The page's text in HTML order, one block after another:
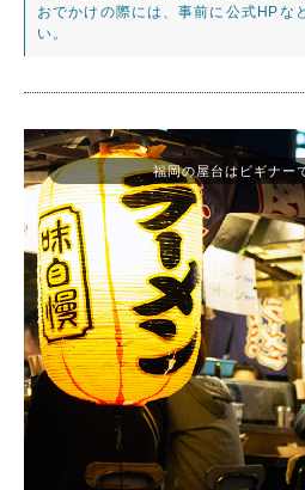
おでかけの際には、事前に公式HPな
い。
福岡の屋台はビギナー